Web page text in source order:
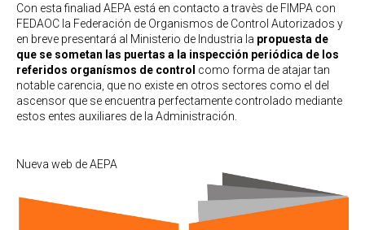
Con esta finaliad AEPA está en contacto a travès de FIMPA con
FEDAOC la Federación de Organismos de Control Autorizados y
en breve presentará al Ministerio de Industria la propuesta de
que se sometan las puertas a la inspección periódica de los
referidos organísmos de control como forma de atajar tan
notable carencia, que no existe en otros sectores como el del
ascensor que se encuentra perfectamente controlado mediante
estos entes auxiliares de la Administración.
Nueva web de AEPA